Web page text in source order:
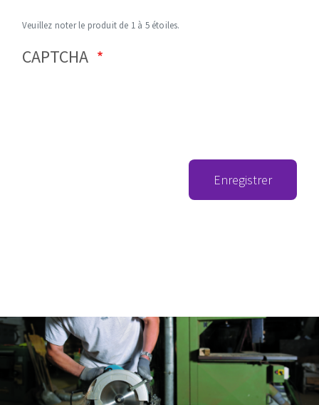
Veuillez noter le produit de 1 à 5 étoiles.
CAPTCHA
Enregistrer